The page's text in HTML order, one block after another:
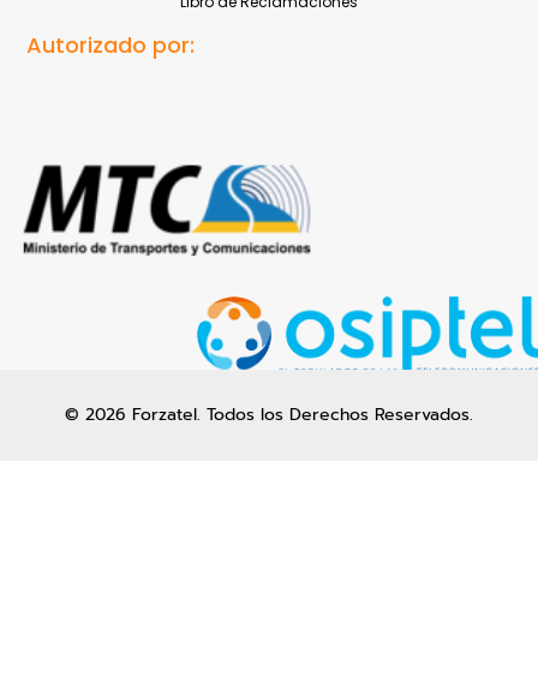
Autorizado por:
© 2026 Forzatel. Todos los Derechos Reservados.